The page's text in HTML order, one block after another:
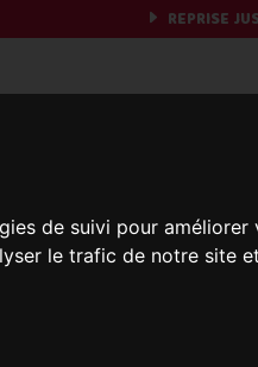
de suivi pour
le trafic de notre site
REPRISE
Et si on